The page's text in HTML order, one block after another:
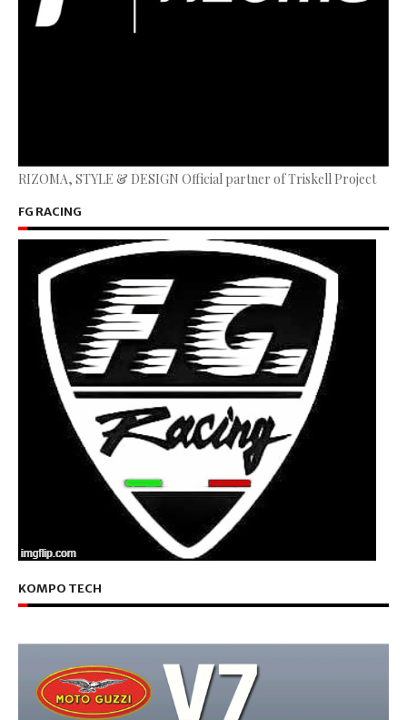
RIZOMA, STYLE & DESIGN Official partner of Triskell Project
FG RACING
KOMPO TECH